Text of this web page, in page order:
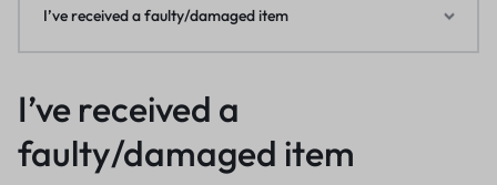
I’ve received a
faulty/damaged item
I’ve received a faulty/damaged item